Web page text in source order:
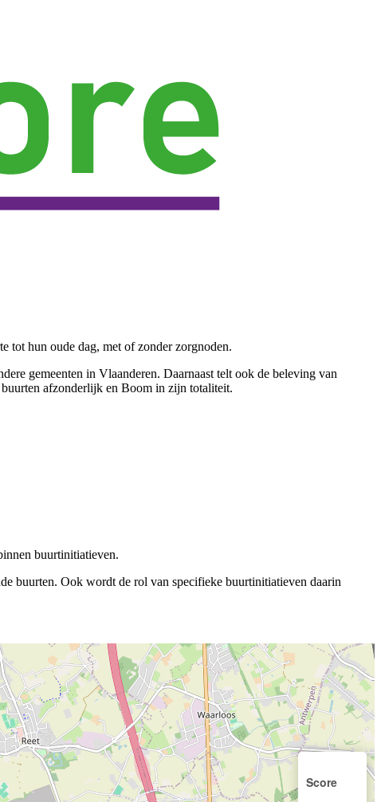
tot hun oude dag, met of zonder zorgnoden.
gemeenten in Vlaanderen. Daarnaast telt ook de beleving van
afzonderlijk en Boom in zijn totaliteit.
buurtinitiatieven.
buurten. Ook wordt de rol van specifieke buurtinitiatieven daarin
Score